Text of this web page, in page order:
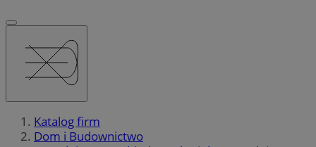
Katalog firm
Dom i Budownictwo